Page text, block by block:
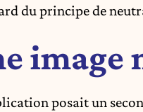
du principe de
image
posait un